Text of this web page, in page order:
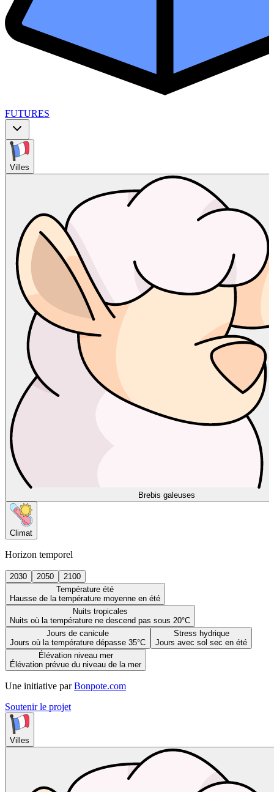
FUTURES
Villes
Brebis galeuses
Climat
Horizon temporel
2030 2050
2100
Température été
Hausse de la température moyenne en été
Nuits tropicales
Nuits où la température ne descend pas sous 20°C
Jours de canicule
Jours où la température dépasse 35°C
Stress hydrique
Jours avec sol sec en été
Élévation niveau mer
Élévation prévue du niveau de la mer
Une initiative par Bonpote.com
Soutenir le projet
Villes